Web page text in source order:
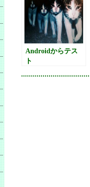
Androidからテス
ト